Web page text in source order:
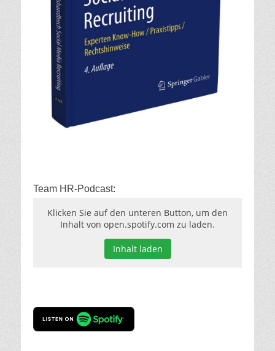
Team HR-Podcast:
Klicken Sie auf den unteren Button, um den
Inhalt von open.spotify.com zu laden.
Inhalt laden